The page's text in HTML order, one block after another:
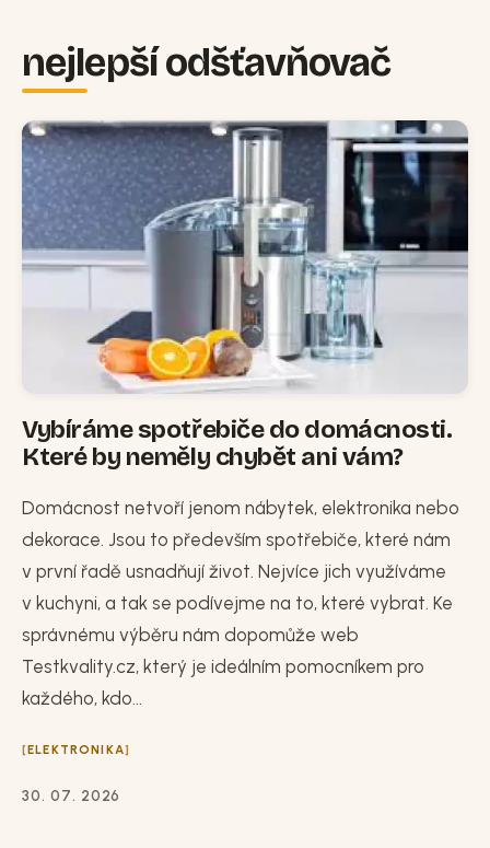
nejlepší odšťavňovač
Vybíráme spotřebiče do domácnosti.
Které by neměly chybět ani vám?
Domácnost netvoří jenom nábytek, elektronika nebo
dekorace. Jsou to především spotřebiče, které nám
v první řadě usnadňují život. Nejvíce jich využíváme
v kuchyni, a tak se podívejme na to, které vybrat. Ke
správnému výběru nám dopomůže web
Testkvality.cz, který je ideálním pomocníkem pro
každého, kdo...
ELEKTRONIKA
30. 07. 2026